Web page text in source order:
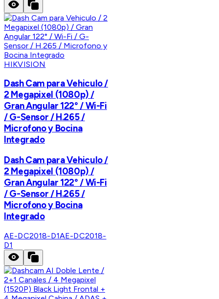
HIKVISION
Dash Cam para Vehiculo /
2 Megapixel (1080p) /
Gran Angular 122° / Wi-Fi
/ G-Sensor / H.265 /
Microfono y Bocina
Integrado
Dash Cam para Vehiculo /
2 Megapixel (1080p) /
Gran Angular 122° / Wi-Fi
/ G-Sensor / H.265 /
Microfono y Bocina
Integrado
AE-DC2018-D1AE-DC2018-
D1